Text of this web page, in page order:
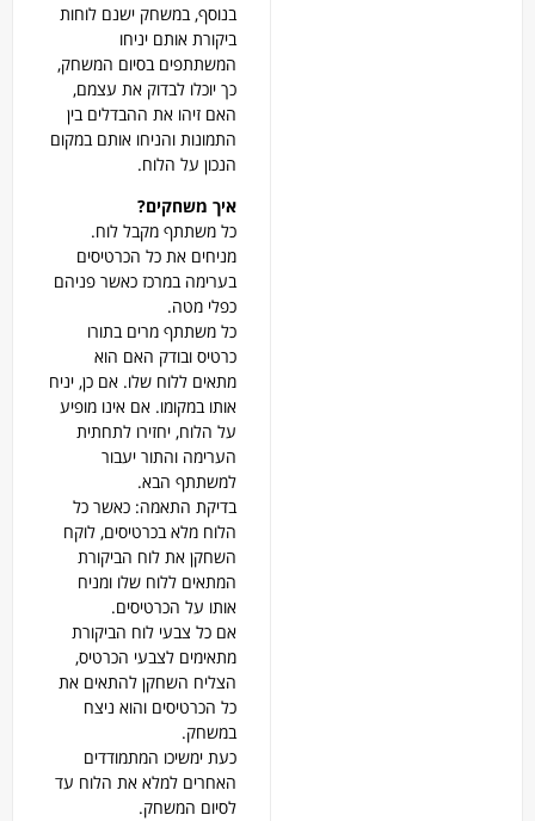
בנוסף, במשחק ישנם לוחות
ביקורת אותם יניחו
המשתתפים בסיום המשחק,
כך יוכלו לבדוק את עצמם,
האם זיהו את ההבדלים בין
התמונות והניחו אותם במקום
הנכון על הלוח.
איך משחקים?
כל משתתף מקבל לוח.
מניחים את כל הכרטיסים
בערימה במרכז כאשר פניהם
כפלי מטה.
כל משתתף מרים בתורו
כרטיס ובודק האם הוא
מתאים ללוח שלו. אם כן, יניח
אותו במקומו. אם אינו מופיע
על הלוח, יחזירו לתחתית
הערימה והתור יעבור
למשתתף הבא.
בדיקת התאמה: כאשר כל
הלוח מלא בכרטיסים, לוקח
השחקן את לוח הביקורת
המתאים ללוח שלו ומניח
אותו על הכרטיסים.
אם כל צבעי לוח הביקורת
מתאימים לצבעי הכרטיס,
הצליח השחקן להתאים את
כל הכרטיסים והוא ניצח
במשחק.
כעת ימשיכו המתמודדים
האחרים למלא את הלוח עד
לסיום המשחק.